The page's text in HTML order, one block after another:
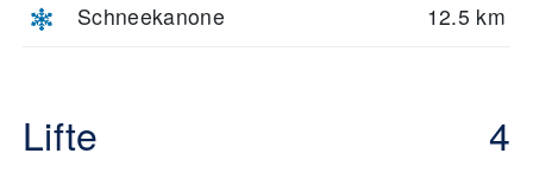
Schneekanone 12.5 km
Lifte 4